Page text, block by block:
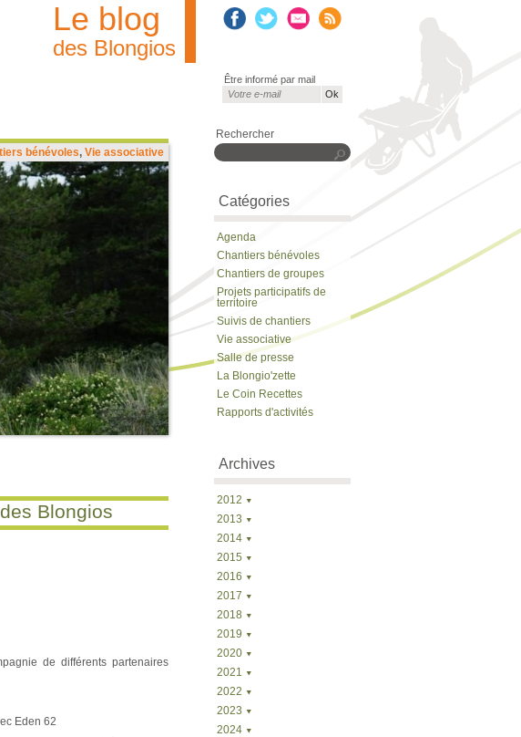
Être informé par mail
Courriel*
Le blog
des Blongios
bénévoles, Vie associative
Blongios
de différents partenaires
Eden 62
Rechercher
Rechercher
Catégories
Agenda
Chantiers bénévoles
Chantiers de groupes
Projets participatifs de
territoire
Suivis de chantiers
Vie associative
Salle de presse
La Blongio'zette
Le Coin Recettes
Rapports d'activités
Archives
2012
2013
2014
2015
2016
2017
2018
2019
2020
2021
2022
2023
2024